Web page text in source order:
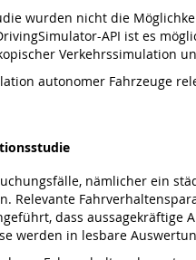
wurden nicht die
API ist es
Verkehrssimulation
autonomer Fahrzeuge
nämlicher ein
Relevante
dass aussagekräftige
werden in lesbare